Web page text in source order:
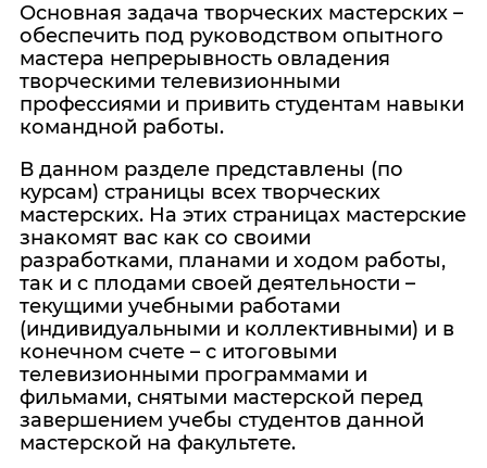
Основная задача творческих мастерских –
обеспечить под руководством опытного
мастера непрерывность овладения
творческими телевизионными
профессиями и привить студентам навыки
командной работы.
В данном разделе представлены (по
курсам) страницы всех творческих
мастерских. На этих страницах мастерские
знакомят вас как со своими
разработками, планами и ходом работы,
так и с плодами своей деятельности –
текущими учебными работами
(индивидуальными и коллективными) и в
конечном счете – с итоговыми
телевизионными программами и
фильмами, снятыми мастерской перед
завершением учебы студентов данной
мастерской на факультете.